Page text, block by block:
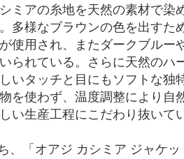
ミアの糸地を天然の素材で染
多様なブラウンの色を出すた
使用され、またダークブルー
られている。さらに天然のハ
いタッチと目にもソフトな独
を使わず、温度調整により自
い生産工程にこだわり抜いて
「オアジ カシミア ジャケッ